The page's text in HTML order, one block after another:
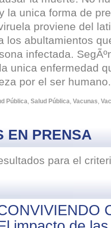
la unica forma de
proviene del
los abultamientos
infectada.
unica enfermedad
por el ser humano.
Pública Salud Pública Vacunas
EN PRENSA
para el